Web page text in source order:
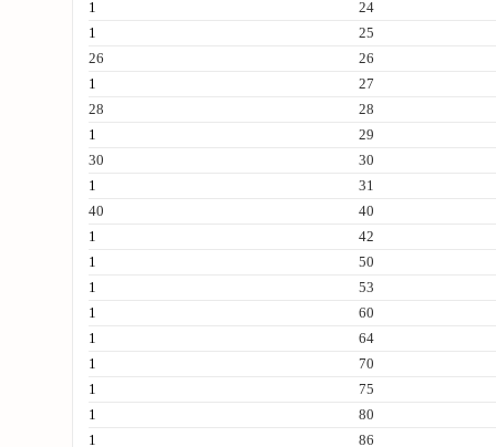
1
24
1
25
26
26
1
27
28
28
1
29
30
30
1
31
40
40
1
42
1
50
1
53
1
60
1
64
1
70
1
75
1
80
1
86